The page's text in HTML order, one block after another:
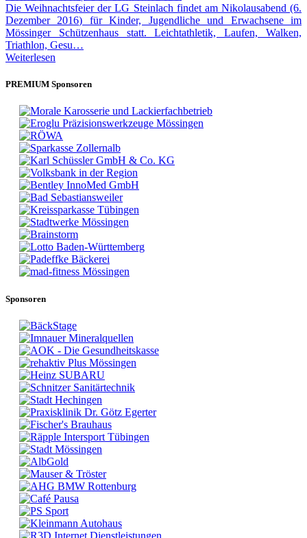
Die Weihnachtsfeier der LG Steinlach findet am Nikolausabend (6.
Dezember 2016) für Kinder, Jugendliche und Erwachsene im
Mössinger Schützenhaus statt. Leichtathletik, Laufen, Walken,
Triathlon, Gesu…
Weiterlesen
PREMIUM Sponsoren
Sponsoren